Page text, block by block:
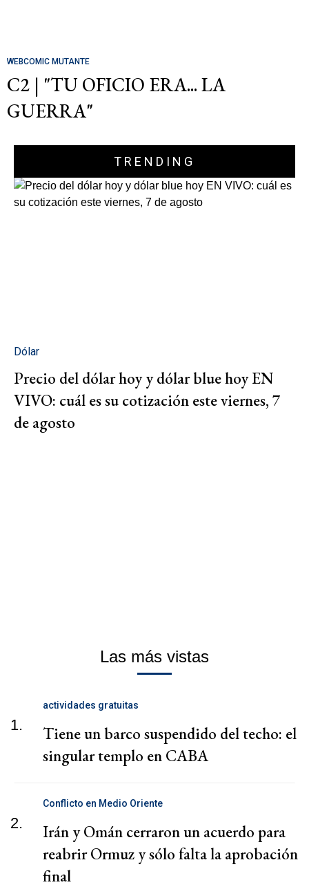
WEBCOMIC MUTANTE
C2 | "TU OFICIO ERA... LA
GUERRA"
TRENDING
Dólar
Precio del dólar hoy y dólar blue hoy EN
VIVO: cuál es su cotización este viernes, 7
de agosto
Las más vistas
1.
actividades gratuitas
Tiene un barco suspendido del techo: el
singular templo en CABA
2.
Conflicto en Medio Oriente
Irán y Omán cerraron un acuerdo para
reabrir Ormuz y sólo falta la aprobación
final